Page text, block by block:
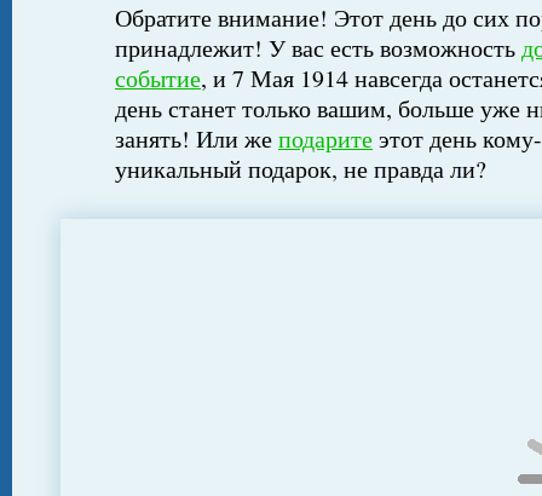
Обратите внимание! Этот день до сих
принадлежит! У вас есть возможность
событие, и 7 Мая 1914 навсегда
день станет только вашим, больше уже
занять! Или жеподаритеэтот день
уникальный подарок, не правда ли?